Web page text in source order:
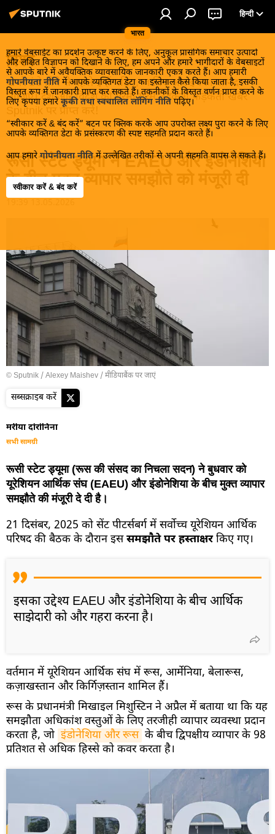
भारत
हिन्दी
हमारे वेबसाईट का प्रदर्शन उत्कृष्ट करने के लिए, अनुकूल प्रासंगिक समाचार उत्पादों
और लक्षित विज्ञापन को दिखाने के लिए, हम अपने और हमारे भागीदारों के वेबसाइटों
से आपके बारे में अवैयक्तिक व्यावसायिक जानकारी एकत्र करते हैं। आप हमारी
गोपनीयता नीति में आपके व्यक्तिगत डेटा का इस्तेमाल कैसे किया जाता है, इसकी
विस्तृत रूप में जानकारी प्राप्त कर सकते हैं। तकनीकों के विस्तृत वर्णन प्राप्त करने के
लिए कृपया हमारे कूकी तथा स्वचालित लॉगिंग नीति पढ़िए।
“स्वीकार करें & बंद करें” बटन पर क्लिक करके आप उपरोक्त लक्ष्य पुरा करने के लिए
आपके व्यक्तिगत डेटा के प्रसंस्करण की स्पष्ट सहमति प्रदान करते हैं।
आप हमारे गोपनीयता नीति में उल्लेखित तरीकों से अपनी सहमति वापस ले सकते हैं।
स्वीकार करें & बंद करें
विश्व
खबरें ठंडे होने से पहले इन्हें पढ़िए, जानिए और इनका आनंद
लीजिए। देश और विदेश की गरमा गरम तड़कती फड़कती खबरें
Sputnik पर प्राप्त करें!
रूसी स्टेट ड्यूमा ने EAEU और इंडोनेशिया
के बीच मुक्त व्यापार समझौते को मंजूरी दी
© Sputnik / Alexey Maishev /मीडियाबैंक पर जाएं
सब्सक्राइब करें
मरीया दोरोनिना
सभी सामग्री
रूसी स्टेट ड्यूमा (रूस की संसद का निचला सदन) ने बुधवार को
यूरेशियन आर्थिक संघ (EAEU) और इंडोनेशिया के बीच मुक्त व्यापार
समझौते की मंजूरी दे दी है।
21 दिसंबर, 2025 को सेंट पीटर्सबर्ग में सर्वोच्च यूरेशियन आर्थिक
परिषद की बैठक के दौरान इससमझौते पर हस्ताक्षरकिए गए।
इसका उद्देश्य EAEU और इंडोनेशिया के बीच आर्थिक
साझेदारी को और गहरा करना है।
वर्तमान में यूरेशियन आर्थिक संघ में रूस, आर्मेनिया, बेलारूस,
कज़ाखस्तान और किर्गिज़स्तान शामिल हैं।
रूस के प्रधानमंत्री मिखाइल मिशुस्टिन ने अप्रैल में बताया था कि यह
समझौता अधिकांश वस्तुओं के लिए तरजीही व्यापार व्यवस्था प्रदान
करता है, जो इंडोनेशिया और रूस के बीच द्विपक्षीय व्यापार के 98
प्रतिशत से अधिक हिस्से को कवर करता है।